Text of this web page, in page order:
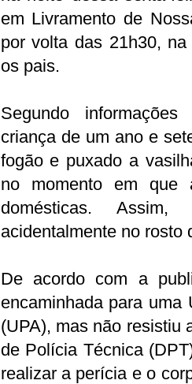
em Livramento de
por volta das 21h30,
os pais.
Segundo
criança de um ano e
fogão e puxado a
no momento em que
domésticas.
acidentalmente no rosto
De acordo com a
encaminhada para uma
(UPA), mas não resistiu
de Polícia Técnica
realizar a perícia e o